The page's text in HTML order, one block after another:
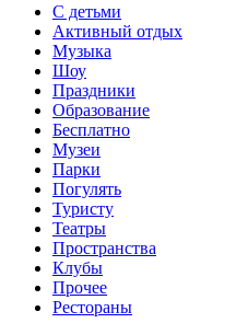
С детьми
Активный отдых
Музыка
Шоу
Праздники
Образование
Бесплатно
Музеи
Парки
Погулять
Туристу
Театры
Пространства
Клубы
Прочее
Рестораны